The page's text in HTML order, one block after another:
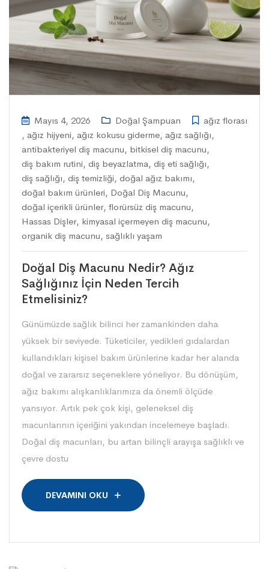
Mayıs 4, 2026 Doğal Şampuan
ağız florası
, ağız hijyeni, ağız kokusu giderme, ağız sağlığı,
antibakteriyel diş macunu, bitkisel diş macunu,
diş bakım rutini, diş beyazlatma, diş eti sağlığı,
diş sağlığı, diş temizliği, doğal ağız bakımı,
doğal bakım ürünleri, Doğal Diş Macunu,
doğal içerikli ürünler, florürsüz diş macunu,
Hassas Dişler, kimyasal içermeyen diş macunu,
organik diş macunu, sağlıklı yaşam
Doğal Diş Macunu Nedir? Ağız
Sağlığınız İçin Neden Tercih
Etmelisiniz?
Günümüzde sağlık bilinci her zamankinden daha
yüksek bir seviyede. Tüketiciler, yedikleri gıdalardan
kullandıkları kişisel bakım ürünlerine kadar her alanda
doğal ve zararsız seçeneklere yöneliyor. Bu dönüşüm,
ağız bakımı alışkanlıklarımıza da önemli ölçüde
yansıyor. Artık pek çok kişi, geleneksel diş
macunlarının içeriğini yakından incelemeye başladı.
Doğal diş macunları, bu artan bilinçli arayışa sağlıklı ve
çevre dostu
DEVAMINI OKU